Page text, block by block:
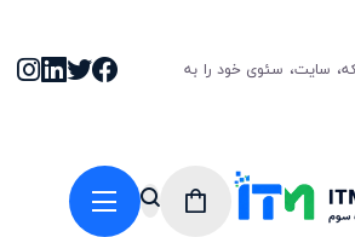
سایت، سئوی خود را به